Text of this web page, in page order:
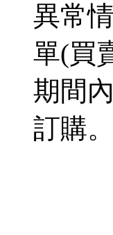
異常
單(買
期間
訂購。